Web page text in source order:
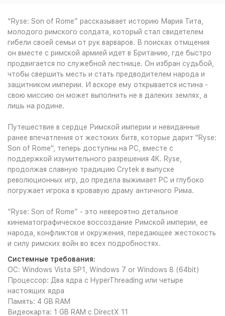
“Ryse: Son of Rome” рассказывает историю Мария Тита,
молодого римского солдата, который стал свидетелем
гибели своей семьи от рук варваров. В поисках отмщения
он вместе с римской армией идет в Британию, где быстро
продвигается по служебной лестнице. Он избран судьбой,
чтобы свершить месть и стать предводителем народа и
защитником империи. И вскоре ему открывается истина -
свою миссию он может выполнить не в далеких землях, а
лишь на родине.
Путешествие в сердце Римской империи и невиданные
ранее впечатления от жестоких битв, которые дарит "Ryse:
Son of Rome", теперь доступны на PC, вместе с
поддержкой изумительного разрешения 4K. Ryse,
продолжая славную традицию Crytek в выпуске
революционных игр, до предела выжимает PC и глубоко
погружает игрока в кровавую драму античного Рима.
“Ryse: Son of Rome” - это невероятно детальное
кинематографическое воссоздание Римской империи, ее
народа, конфликтов и окружения, передающее жестокость
и силу римских войн во всех подробностях.
Системные требования:
ОС: Windows Vista SP1, Windows 7 or Windows 8 (64bit)
Процессор: Два ядра с HyperThreading или четыре
настоящих ядра
Память: 4 GB RAM
Видеокарта: 1 GB RAM c DirectX 11